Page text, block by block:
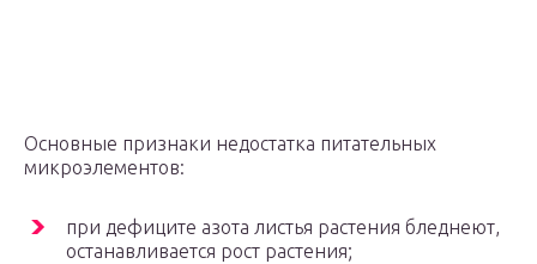
Основные признаки недостатка питательных
микроэлементов:
при дефиците азота листья растения бледнеют,
останавливается рост растения;